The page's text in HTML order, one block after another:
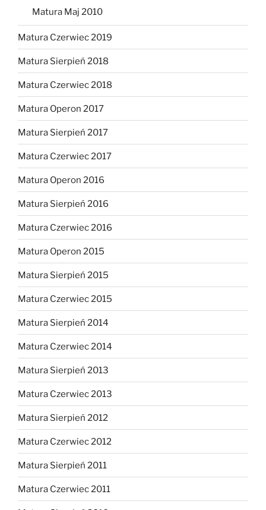
Matura Maj 2010
Matura Czerwiec 2019
Matura Sierpień 2018
Matura Czerwiec 2018
Matura Operon 2017
Matura Sierpień 2017
Matura Czerwiec 2017
Matura Operon 2016
Matura Sierpień 2016
Matura Czerwiec 2016
Matura Operon 2015
Matura Sierpień 2015
Matura Czerwiec 2015
Matura Sierpień 2014
Matura Czerwiec 2014
Matura Sierpień 2013
Matura Czerwiec 2013
Matura Sierpień 2012
Matura Czerwiec 2012
Matura Sierpień 2011
Matura Czerwiec 2011